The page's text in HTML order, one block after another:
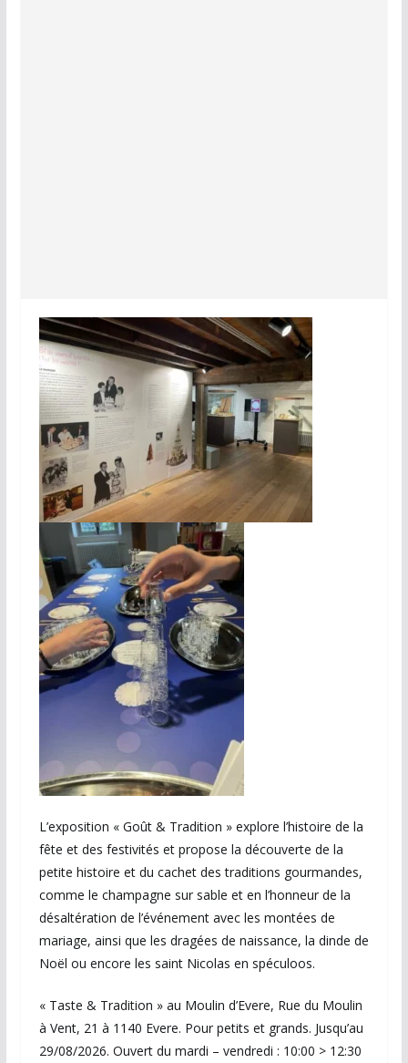
L’exposition « Goût & Tradition » explore l’histoire de la
fête et des festivités et propose la découverte de la
petite histoire et du cachet des traditions gourmandes,
comme le champagne sur sable et en l’honneur de la
désaltération de l’événement avec les montées de
mariage, ainsi que les dragées de naissance, la dinde de
Noël ou encore les saint Nicolas en spéculoos.
« Taste & Tradition » au Moulin d’Evere, Rue du Moulin
à Vent, 21 à 1140 Evere. Pour petits et grands. Jusqu’au
29/08/2026. Ouvert du mardi – vendredi : 10:00 > 12:30